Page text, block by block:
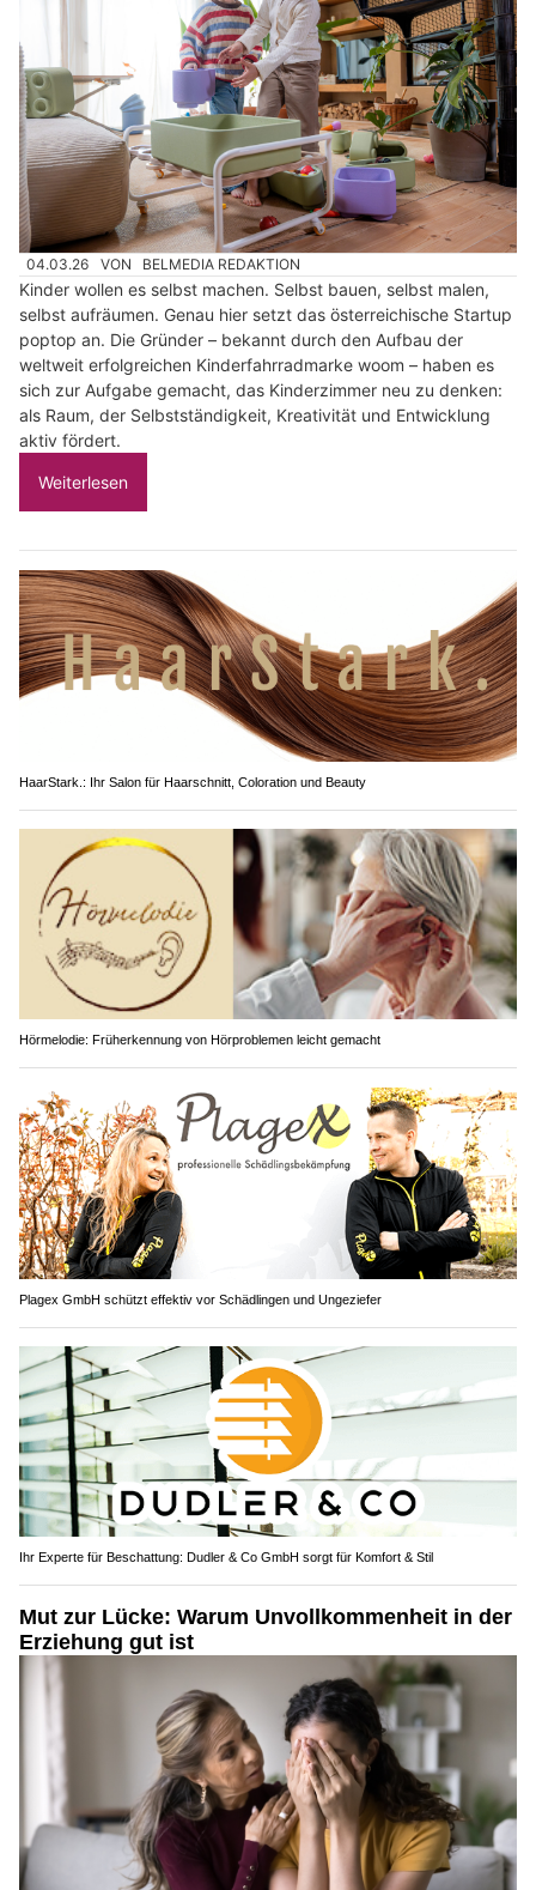
04.03.26 VON BELMEDIA REDAKTION
Kinder wollen es selbst machen. Selbst bauen, selbst malen,
selbst aufräumen. Genau hier setzt das österreichische Startup
poptop an. Die Gründer – bekannt durch den Aufbau der
weltweit erfolgreichen Kinderfahrradmarke woom – haben es
sich zur Aufgabe gemacht, das Kinderzimmer neu zu denken:
als Raum, der Selbstständigkeit, Kreativität und Entwicklung
aktiv fördert.
Weiterlesen
HaarStark.: Ihr Salon für Haarschnitt, Coloration und Beauty
Hörmelodie: Früherkennung von Hörproblemen leicht gemacht
Plagex GmbH schützt effektiv vor Schädlingen und Ungeziefer
Ihr Experte für Beschattung: Dudler & Co GmbH sorgt für Komfort & Stil
Mut zur Lücke: Warum Unvollkommenheit in der
Erziehung gut ist